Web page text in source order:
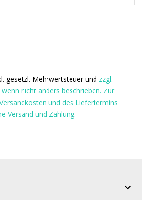
gesetzl. Mehrwertsteuer und zzgl.
nicht anders beschrieben. Zur
und des Liefertermins
Versand und Zahlung.
